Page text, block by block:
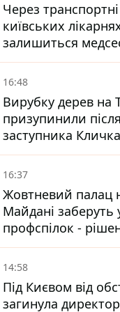
Через
київських
залишиться
санітарок -
Голубовська
16:48
Вирубку дерев на
призупинили
заступника
почався діалог
16:37
Жовтневий палац
Майдані заберуть
профспілок -
Господарського
14:58
Під Києвом від
загинула